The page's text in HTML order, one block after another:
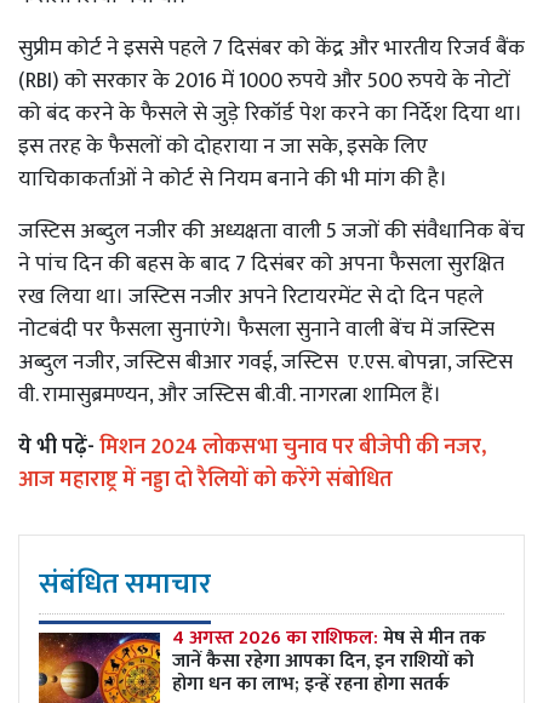
सुप्रीम कोर्ट ने इससे पहले 7 दिसंबर को केंद्र और भारतीय रिजर्व बैंक
(RBI) को सरकार के 2016 में 1000 रुपये और 500 रुपये के नोटों
को बंद करने के फैसले से जुड़े रिकॉर्ड पेश करने का निर्देश दिया था।
इस तरह के फैसलों को दोहराया न जा सके, इसके लिए
याचिकाकर्ताओं ने कोर्ट से नियम बनाने की भी मांग की है।
जस्टिस अब्दुल नजीर की अध्यक्षता वाली 5 जजों की संवैधानिक बेंच
ने पांच दिन की बहस के बाद 7 दिसंबर को अपना फैसला सुरक्षित
रख लिया था। जस्टिस नजीर अपने रिटायरमेंट से दो दिन पहले
नोटबंदी पर फैसला सुनाएंगे। फैसला सुनाने वाली बेंच में जस्टिस
अब्दुल नजीर, जस्टिस बीआर गवई, जस्टिस ए.एस. बोपन्ना, जस्टिस
वी. रामासुब्रमण्यन, और जस्टिस बी.वी. नागरत्ना शामिल हैं।
ये भी पढ़ें-मिशन 2024 लोकसभा चुनाव पर बीजेपी की नजर,
आज महाराष्ट्र में नड्डा दो रैलियों को करेंगे संबोधित
संबंधित समाचार
4 अगस्त 2026 का राशिफल:मेष से मीन तक
जानें कैसा रहेगा आपका दिन, इन राशियों को
होगा धन का लाभ; इन्हें रहना होगा सतर्क